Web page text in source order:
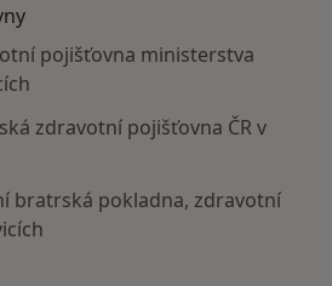
pojišťovna ministerstva
zdravotní pojišťovna ČR v
bratrská pokladna, zdravotní